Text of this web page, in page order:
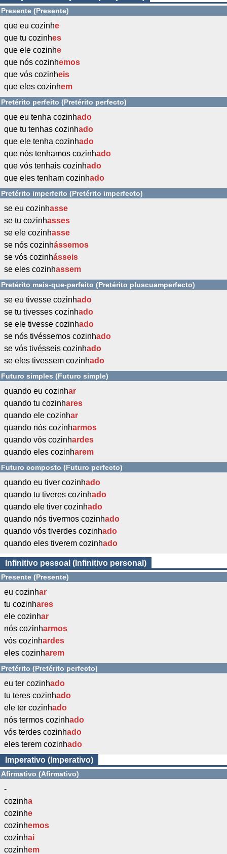
Presente (Presente)
que eu cozinhe
que tu cozinhes
que ele cozinhe
que nós cozinhemos
que vós cozinheis
que eles cozinhem
Pretérito perfeito (Pretérito perfecto)
que eu tenha cozinhado
que tu tenhas cozinhado
que ele tenha cozinhado
que nós tenhamos cozinhado
que vós tenhais cozinhado
que eles tenham cozinhado
Pretérito imperfeito (Pretérito imperfecto)
se eu cozinhasse
se tu cozinhasses
se ele cozinhasse
se nós cozinhássemos
se vós cozinhásseis
se eles cozinhassem
Pretérito mais-que-perfeito (Pretérito pluscuamperfecto)
se eu tivesse cozinhado
se tu tivesses cozinhado
se ele tivesse cozinhado
se nós tivéssemos cozinhado
se vós tivésseis cozinhado
se eles tivessem cozinhado
Futuro simples (Futuro simple)
quando eu cozinhar
quando tu cozinhares
quando ele cozinhar
quando nós cozinharmos
quando vós cozinhardes
quando eles cozinharem
Futuro composto (Futuro perfecto)
quando eu tiver cozinhado
quando tu tiveres cozinhado
quando ele tiver cozinhado
quando nós tivermos cozinhado
quando vós tiverdes cozinhado
quando eles tiverem cozinhado
Infinitivo pessoal (Infinitivo personal)
Presente (Presente)
eu cozinhar
tu cozinhares
ele cozinhar
nós cozinharmos
vós cozinhardes
eles cozinharem
Pretérito (Pretérito perfecto)
eu ter cozinhado
tu teres cozinhado
ele ter cozinhado
nós termos cozinhado
vós terdes cozinhado
eles terem cozinhado
Imperativo (Imperativo)
Afirmativo (Afirmativo)
-
cozinha
cozinhe
cozinhemos
cozinhai
cozinhem